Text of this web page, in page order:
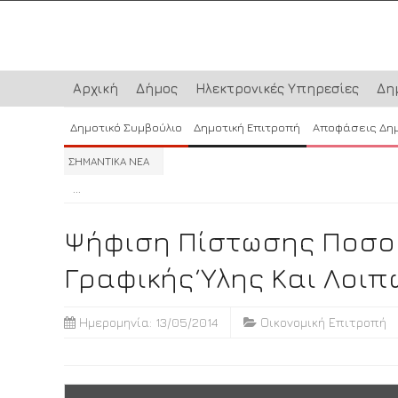
Αρχική Δήμος Ηλεκτρονικές Υπηρεσίες
Δημοτικό Συμβούλιο Δημοτική Επιτροπή Αποφάσεις
ΣΗΜΑΝΤΙΚΑ ΝΕΑ
...
Ψήφιση Πίστωσης
Γραφικής Ύλης Και
Ημερομηνία: 13/05/2014 Οικονομική Επιτροπή